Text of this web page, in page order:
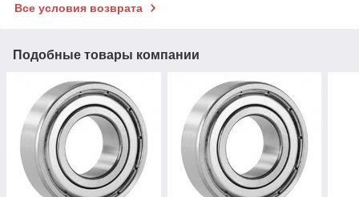
Все условия возврата
Подобные товары компании